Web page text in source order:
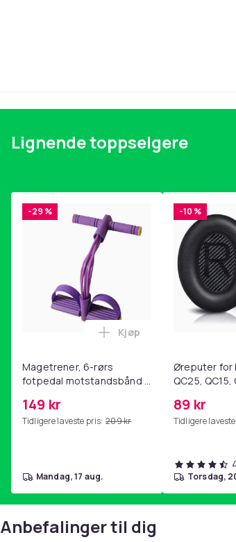
Lignende toppselgere
-29 %
Magetrener, 6-rørs
fotpedal motstandsbånd -
yoga og
hjemmegymnastikk Purple
149 kr
Tidligere laveste pris: 209 kr
Legg Magetrener, 6-
Kjøp
mandag, 17 aug.
-10 %
Øreputer for
QC25, QC15,
SoundLink
89 kr
Tidligere
torsdag,
Anbefalinger til dig